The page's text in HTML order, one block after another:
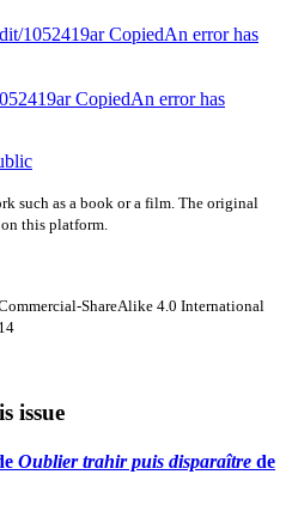
1052419arCopiedAn error has
CopiedAn error has
such as a book or a film. The original
this platform.
ShareAlike 4.0 International
issue
Oublier trahir puis disparaître de